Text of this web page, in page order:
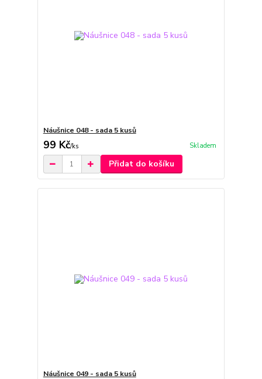
Náušnice 048 - sada 5 kusů
99 Kč/ks Skladem
Přidat do košíku
Náušnice 049 - sada 5 kusů